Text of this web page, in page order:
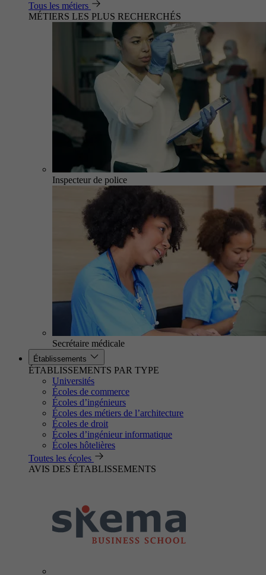
Tous les métiers
MÉTIERS LES PLUS RECHERCHÉS
Inspecteur de police
Secrétaire médicale
Établissements
ÉTABLISSEMENTS PAR TYPE
Universités
Écoles de commerce
Écoles d’ingénieurs
Écoles des métiers de l’architecture
Écoles de droit
Écoles d’ingénieur informatique
Écoles hôtelières
Toutes les écoles
AVIS DES ÉTABLISSEMENTS